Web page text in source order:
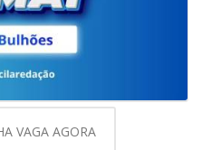
VAGA AGORA